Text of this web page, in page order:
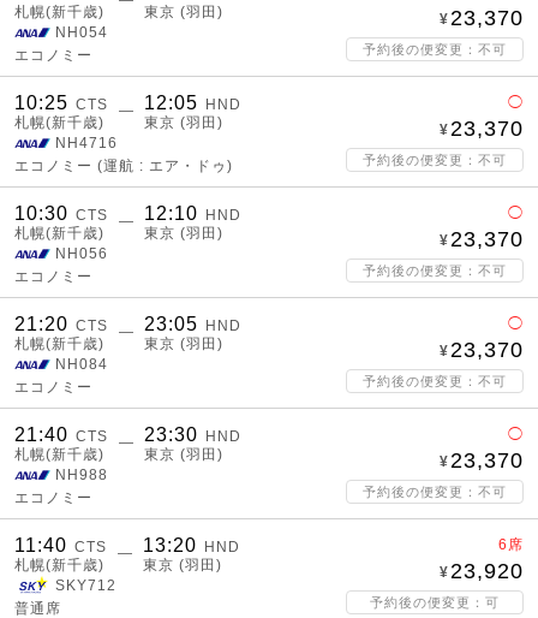
札幌(新千歳)
東京 (羽田)
NH054
エコノミー
23,370
予約後の便変更：不可
10:25 CTS
札幌(新千歳)
― 12:05
HND
東京 (羽田)
NH4716
エコノミー (運航 : エア・ドゥ)
◯
23,370
予約後の便変更：不可
10:30 CTS
札幌(新千歳)
― 12:10
HND
東京 (羽田)
NH056
エコノミー
◯
23,370
予約後の便変更：不可
21:20 CTS
札幌(新千歳)
― 23:05
HND
東京 (羽田)
NH084
エコノミー
◯
23,370
予約後の便変更：不可
21:40 CTS
札幌(新千歳)
― 23:30
HND
東京 (羽田)
NH988
エコノミー
◯
23,370
予約後の便変更：不可
11:40 CTS
札幌(新千歳)
― 13:20
HND
東京 (羽田)
SKY712
普通席
6席
23,920
予約後の便変更：可